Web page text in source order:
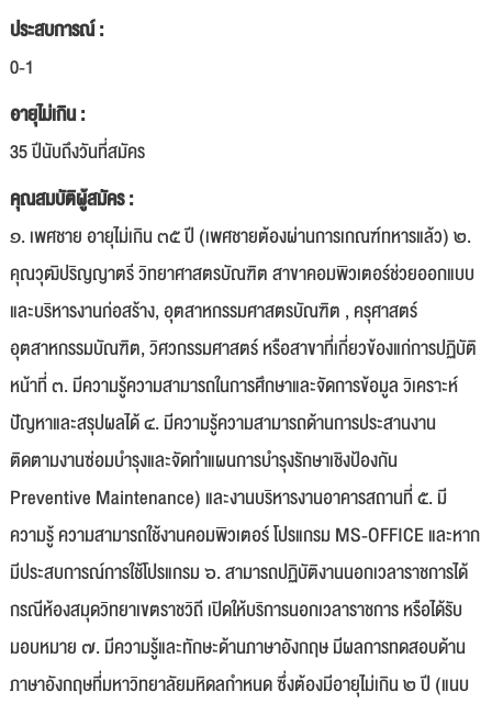
ประสบการณ์ :
0-1
อายุไม่เกิน :
35 ปีนับถึงวันที่สมัคร
คุณสมบัติผู้สมัคร :
๑. เพศชาย อายุไม่เกิน ๓๕ ปี (เพศชายต้องผ่านการเกณฑ์ทหารแล้ว) ๒.
คุณวุฒิปริญญาตรี วิทยาศาสตรบัณฑิต สาขาคอมพิวเตอร์ช่วยออกแบบ
และบริหารงานก่อสร้าง, อุตสาหกรรมศาสตรบัณฑิต , ครุศาสตร์
อุตสาหกรรมบัณฑิต, วิศวกรรมศาสตร์ หรือสาขาที่เกี่ยวข้องแก่การปฏิบัติ
หน้าที่ ๓. มีความรู้ความสามารถในการศึกษาและจัดการข้อมูล วิเคราะห์
ปัญหาและสรุปผลได้ ๔. มีความรู้ความสามารถด้านการประสานงาน
ติดตามงานซ่อมบำรุงและจัดทำแผนการบำรุงรักษาเชิงป้องกัน
Preventive Maintenance) และงานบริหารงานอาคารสถานที่ ๕. มี
ความรู้ ความสามารถใช้งานคอมพิวเตอร์ โปรแกรม MS-OFFICE และหาก
มีประสบการณ์การใช้โปรแกรม ๖. สามารถปฏิบัติงานนอกเวลาราชการได้
กรณีห้องสมุดวิทยาเขตราชวิถี เปิดให้บริการนอกเวลาราชการ หรือได้รับ
มอบหมาย ๗. มีความรู้และทักษะด้านภาษาอังกฤษ มีผลการทดสอบด้าน
ภาษาอังกฤษที่มหาวิทยาลัยมหิดลกำหนด ซึ่งต้องมีอายุไม่เกิน ๒ ปี (แนบ